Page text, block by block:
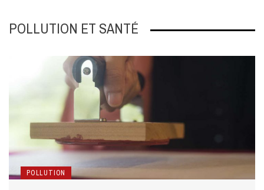
POLLUTION ET SANTÉ
POLLUTION